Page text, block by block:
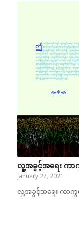
လူ့အခွင့်အရေး ကာ
January 27, 2021
လူ့အခွင့်အရေး ကာကွ